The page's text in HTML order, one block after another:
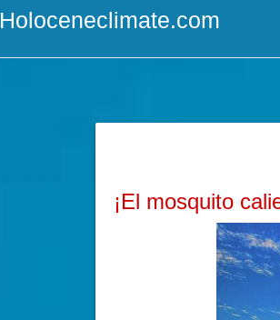
Holoceneclimate.com
¡El mosquito